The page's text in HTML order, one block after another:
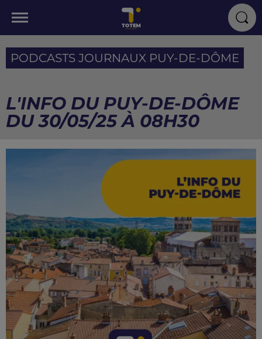
PODCASTS JOURNAUX PUY-DE-DÔME
L'INFO DU PUY-DE-DÔME
DU 30/05/25 À 08H30